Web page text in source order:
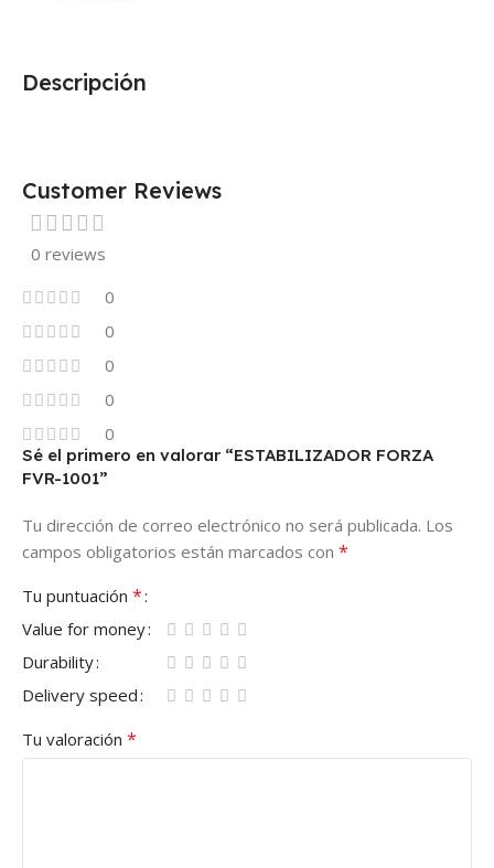
Descripción
Customer Reviews
0 reviews
0
0
0
0
0
Sé el primero en valorar “ESTABILIZADOR FORZA
FVR-1001”
Tu dirección de correo electrónico no será publicada. Los
campos obligatorios están marcados con *
Tu puntuación *
Value for money
Durability
Delivery speed
Tu valoración *